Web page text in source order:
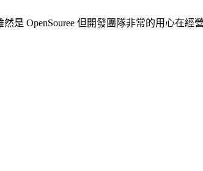
是 OpenSouree 但開發團隊非常的用心在經